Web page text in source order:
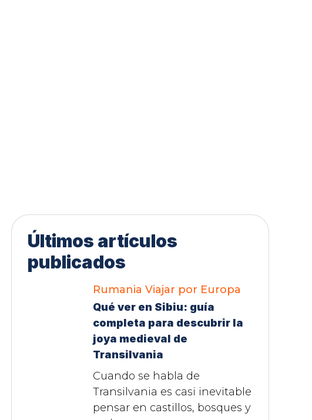
Últimos artículos
publicados
Rumania Viajar por Europa
Qué ver en Sibiu: guía
completa para descubrir la
joya medieval de
Transilvania
Cuando se habla de
Transilvania es casi inevitable
pensar en castillos, bosques y